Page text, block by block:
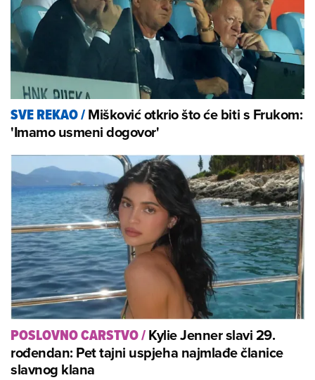
SVE REKAO/Mišković otkrio što će biti s Frukom:
'Imamo usmeni dogovor'
POSLOVNO CARSTVO/Kylie Jenner slavi 29.
rođendan: Pet tajni uspjeha najmlađe članice
slavnog klana